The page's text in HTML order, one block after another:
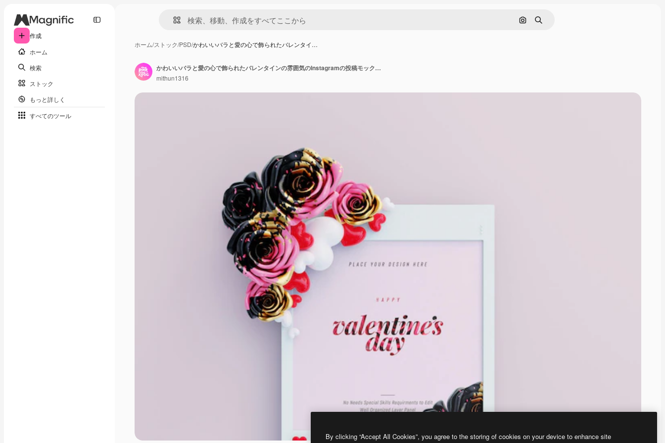
作成
ホーム
検索
ストック
もっと詳しく
すべてのツール
画像で検索
検索
ホーム/ストック/PSD/かわいいバラと愛の心で飾られたバレンタイ…
かわいいバラと愛の心で飾られたバレンタインの雰囲気のInstagramの投稿モックアップ
mithun1316
By clicking “Accept All Cookies”, you agree to the storing of cookies on your device to enhance site